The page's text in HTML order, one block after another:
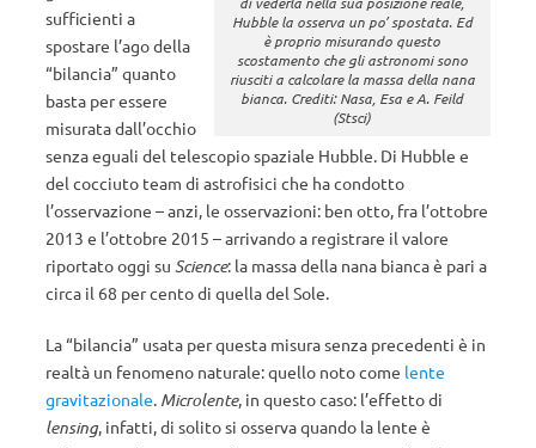
Hubble la osserva un po’ spostata. Ed
è proprio misurando questo
scostamento che gli astronomi sono
riusciti a calcolare la massa della nana
bianca. Crediti: Nasa, Esa e A. Feild
(Stsci)
sufficienti a
spostare l’ago della
“bilancia” quanto
basta per essere
misurata dall’occhio
senza eguali del telescopio spaziale Hubble. Di Hubble e
del cocciuto team di astrofisici che ha condotto
l’osservazione – anzi, le osservazioni: ben otto, fra l’ottobre
2013 e l’ottobre 2015 – arrivando a registrare il valore
riportato oggi su Science: la massa della nana bianca è pari a
circa il 68 per cento di quella del Sole.
La “bilancia” usata per questa misura senza precedenti è in
realtà un fenomeno naturale: quello noto come lente
gravitazionale. Microlente, in questo caso: l’effetto di
lensing, infatti, di solito si osserva quando la lente è